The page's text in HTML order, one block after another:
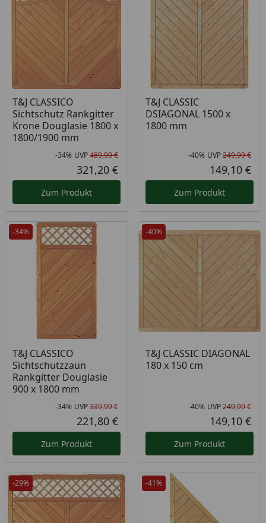
T&J CLASSICO
Sichtschutz Rankgitter
Krone Douglasie 1800 x
1800/1900 mm
Rabatt in Prozent
-34%
Ursprünglicher Preis
UVP489,99 €
Aktueller Preis
321,20 €
Zum Produkt
T&J CLASSIC
DSIAGONAL 1500 x
1800 mm
-40% UVP249,99 €
149,10 €
Zum Produkt
-34%
T&J CLASSICO
Sichtschutzzaun
Rankgitter Douglasie
900 x 1800 mm
Rabatt in Prozent
-34%
Ursprünglicher Preis
UVP339,99 €
Aktueller Preis
221,80 €
Zum Produkt
-40%
T&J CLASSIC DIAGONAL
180 x 150 cm
-40% UVP249,99 €
149,10 €
Zum Produkt
-29% -41%